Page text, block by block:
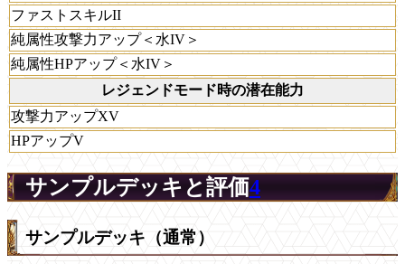
ファストスキルII
純属性攻撃力アップ＜水IV＞
純属性HPアップ＜水IV＞
レジェンドモード時の潜在能力
攻撃力アップXV
HPアップV
サンプルデッキと評価4
サンプルデッキ（通常）